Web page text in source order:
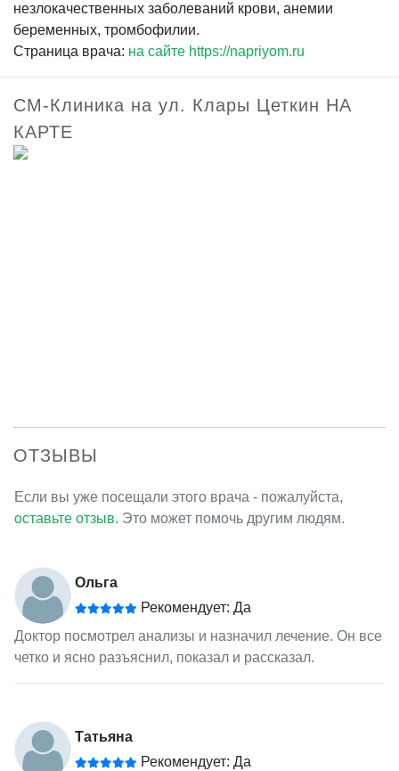
незлокачественных заболеваний крови, анемии
беременных, тромбофилии.
Страница врача: на сайте https://napriyom.ru
СМ-Клиника на ул. Клары Цеткин НА
КАРТЕ
ОТЗЫВЫ
Если вы уже посещали этого врача - пожалуйста,
оставьте отзыв. Это может помочь другим людям.
Ольга
Рекомендует: Да
Доктор посмотрел анализы и назначил лечение. Он все
четко и ясно разъяснил, показал и рассказал.
Татьяна
Рекомендует: Да